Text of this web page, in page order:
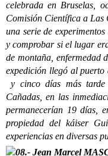
celebrada en Bruselas,
Comisión Científica a Las
una serie de
y comprobar si el lugar
de montaña, enfermedad
expedición llegó al puerto
y cinco días más tarde
Cañadas, en las
permanecerían 19 días,
propiedad del káiser
experiencias en diversas